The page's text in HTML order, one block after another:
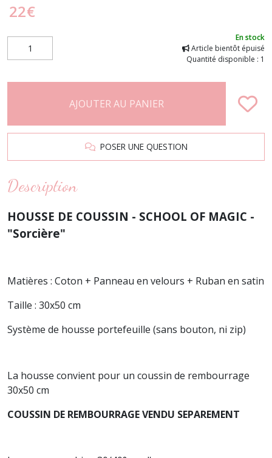
22€
En stock
Article bientôt épuisé
Quantité disponible : 1
AJOUTER AU PANIER
POSER UNE QUESTION
Description
HOUSSE DE COUSSIN - SCHOOL OF MAGIC -
"Sorcière"
Matières : Coton + Panneau en velours + Ruban en satin
Taille : 30x50 cm
Système de housse portefeuille (sans bouton, ni zip)
La housse convient pour un coussin de rembourrage
30x50 cm
COUSSIN DE REMBOURRAGE VENDU SEPAREMENT